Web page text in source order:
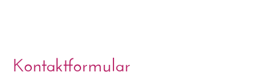
Kontaktformular